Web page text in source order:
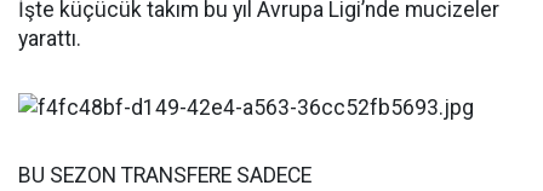
İşte küçücük takım bu yıl Avrupa Ligi’nde mucizeler
yarattı.
BU SEZON TRANSFERE SADECE